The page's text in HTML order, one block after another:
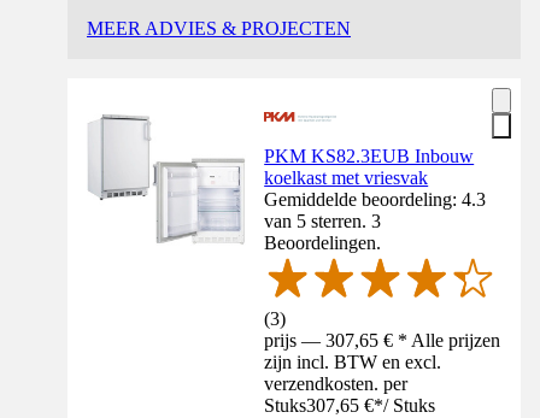
MEER ADVIES & PROJECTEN
PKM KS82.3EUB Inbouw
koelkast met vriesvak
Gemiddelde beoordeling: 4.3
van 5 sterren. 3
Beoordelingen.
(3)
prijs — 307,65 € * Alle prijzen
zijn incl. BTW en excl.
verzendkosten. per
Stuks307,65 €*/ Stuks